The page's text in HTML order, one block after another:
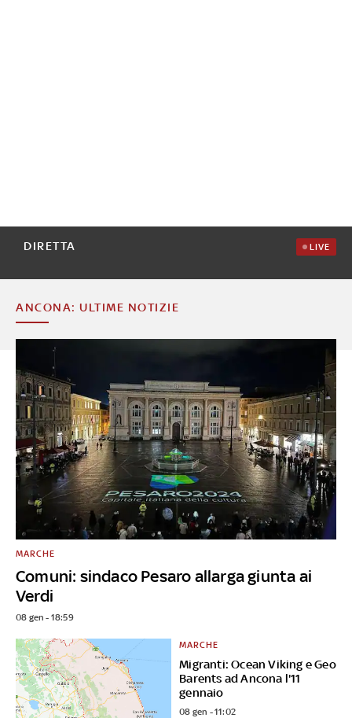
DIRETTA LIVE
ANCONA: ULTIME NOTIZIE
Comuni: sindaco Pesaro allarga giunta ai
Verdi
MARCHE
08 gen - 18:59
Migranti: Ocean Viking e Geo
Barents ad Ancona l'11
gennaio
MARCHE
08 gen - 11:02